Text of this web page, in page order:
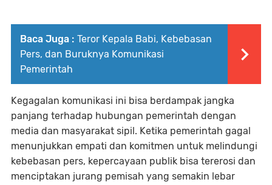
Baca Juga : Teror Kepala Babi, Kebebasan
Pers, dan Buruknya Komunikasi
Pemerintah
Kegagalan komunikasi ini bisa berdampak jangka
panjang terhadap hubungan pemerintah dengan
media dan masyarakat sipil. Ketika pemerintah gagal
menunjukkan empati dan komitmen untuk melindungi
kebebasan pers, kepercayaan publik bisa tererosi dan
menciptakan jurang pemisah yang semakin lebar